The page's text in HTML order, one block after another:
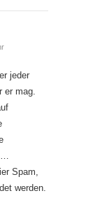
jeder
er mag.
Spam,
werden.